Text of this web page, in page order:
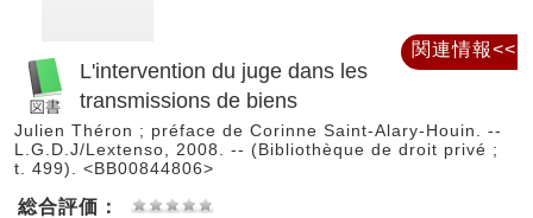
L'intervention du juge dans les
transmissions de biens
Julien Théron ; préface de Corinne Saint-Alary-Houin. --
L.G.D.J/Lextenso, 2008. -- (Bibliothèque de droit privé ;
t. 499). <BB00844806>
総合評価：
関連情報<<